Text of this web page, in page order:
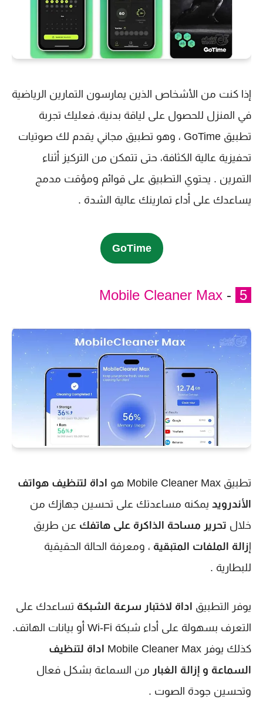
إذا كنت من الأشخاص الذين يمارسون التمارين الرياضية
في المنزل للحصول على لياقة بدنية، فعليك تجربة
تطبيق GoTime ، وهو تطبيق مجاني يقدم لك صوتيات
تحفيزية عالية الكثافة، حتى تتمكن من التركيز أثناء
التمرين . يحتوي التطبيق على قوائم ومؤقت مدمج
يساعدك على أداء تمارينك عالية الشدة .
GoTime
-
Mobile Cleaner Max
تطبيق Mobile Cleaner Max هو
اداة لتنظيف هواتف
الأندرويد يمكنه مساعدتك على تحسين جهازك من
خلال تحرير مساحة الذاكرة على هاتفك عن طريق
إزالة الملفات المتبقية ، ومعرفة الحالة الحقيقية
للبطارية .
يوفر التطبيق اداة لاختبار سرعة الشبكة تساعدك على
التعرف بسهولة على أداء شبكة Wi-Fi أو بيانات الهاتف.
كذلك يوفر Mobile Cleaner Max
اداة لتنظيف
السماعة و إزالة الغبار من السماعة بشكل فعال
وتحسين جودة الصوت .